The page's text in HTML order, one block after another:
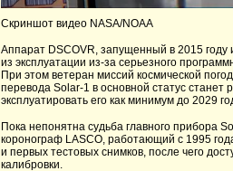
Скриншот видео NASA/NOAA
Аппарат DSCOVR, запущенный в 2015
из эксплуатации из-за серьезного
При этом ветеран миссий космической
перевода Solar-1 в основной статус
эксплуатировать его как минимум до 2029
Пока непонятна судьба главного прибора
коронограф LASCO, работающий с 1995
и первых тестовых снимков, после чего
калибровки.